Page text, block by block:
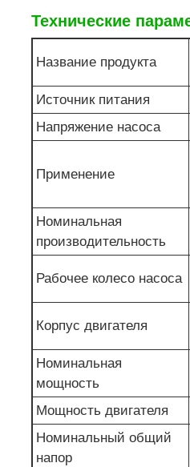
Технические
Название продукта
Источник питания
Напряжение насоса
Применение
Номинальная
производительность
Рабочее колесо насоса
Корпус двигателя
Номинальная
мощность
Мощность двигателя
Номинальный общий
напор